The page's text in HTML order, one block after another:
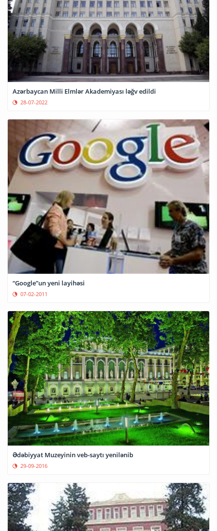
Azərbaycan Milli Elmlər Akademiyası ləğv edildi
28-07-2022
“Google”un yeni layihəsi
07-02-2011
Ədəbiyyat Muzeyinin veb-saytı yenilənib
29-09-2016